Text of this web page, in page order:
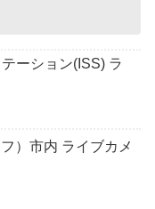
ーション(ISS) ラ
）市内 ライブカメ